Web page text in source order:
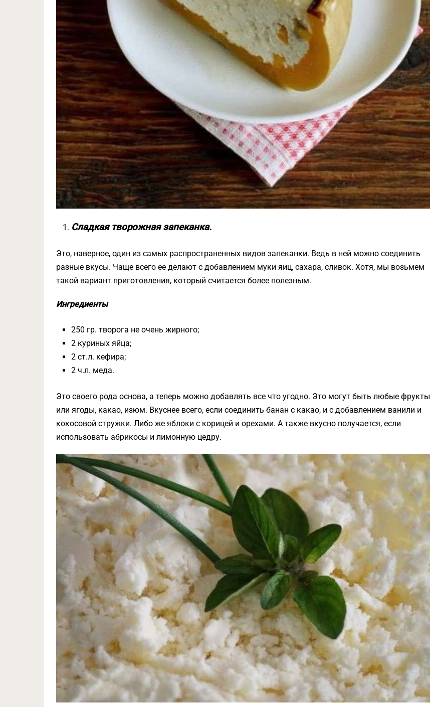
Сладкая творожная запеканка.
Это, наверное, один из самых распространенных видов запеканки. Ведь в ней можно соединить
разные вкусы. Чаще всего ее делают с добавлением муки яиц, сахара, сливок. Хотя, мы возьмем
такой вариант приготовления, который считается более полезным.
Ингредиенты
250 гр. творога не очень жирного;
2 куриных яйца;
2 ст.л. кефира;
2 ч.л. меда.
Это своего рода основа, а теперь можно добавлять все что угодно. Это могут быть любые фрукты
или ягоды, какао, изюм. Вкуснее всего, если соединить банан с какао, и с добавлением ванили и
кокосовой стружки. Либо же яблоки с корицей и орехами. А также вкусно получается, если
использовать абрикосы и лимонную цедру.